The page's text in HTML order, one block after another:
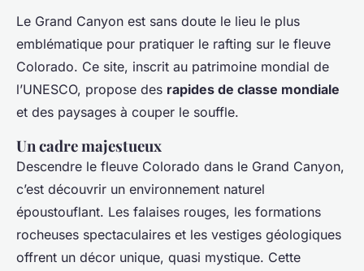
Le Grand Canyon est sans doute le lieu le plus
emblématique pour pratiquer le rafting sur le fleuve
Colorado. Ce site, inscrit au patrimoine mondial de
l’UNESCO, propose des rapides de classe mondiale
et des paysages à couper le souffle.
Un cadre majestueux
Descendre le fleuve Colorado dans le Grand Canyon,
c’est découvrir un environnement naturel
époustouflant. Les falaises rouges, les formations
rocheuses spectaculaires et les vestiges géologiques
offrent un décor unique, quasi mystique. Cette